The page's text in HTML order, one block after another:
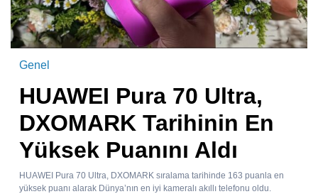
Genel
HUAWEI Pura 70 Ultra,
DXOMARK Tarihinin En
Yüksek Puanını Aldı
HUAWEI Pura 70 Ultra, DXOMARK sıralama tarihinde 163 puanla en
yüksek puanı alarak Dünya’nın en iyi kameralı akıllı telefonu oldu.